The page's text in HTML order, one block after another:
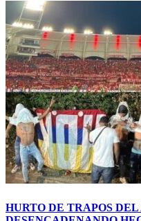
HURTO DE TRAPOS